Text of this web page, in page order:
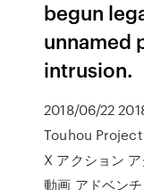
begun
unnamed
intrusion.
2018/06/22
Touhou
X アクション
動画 アドベン